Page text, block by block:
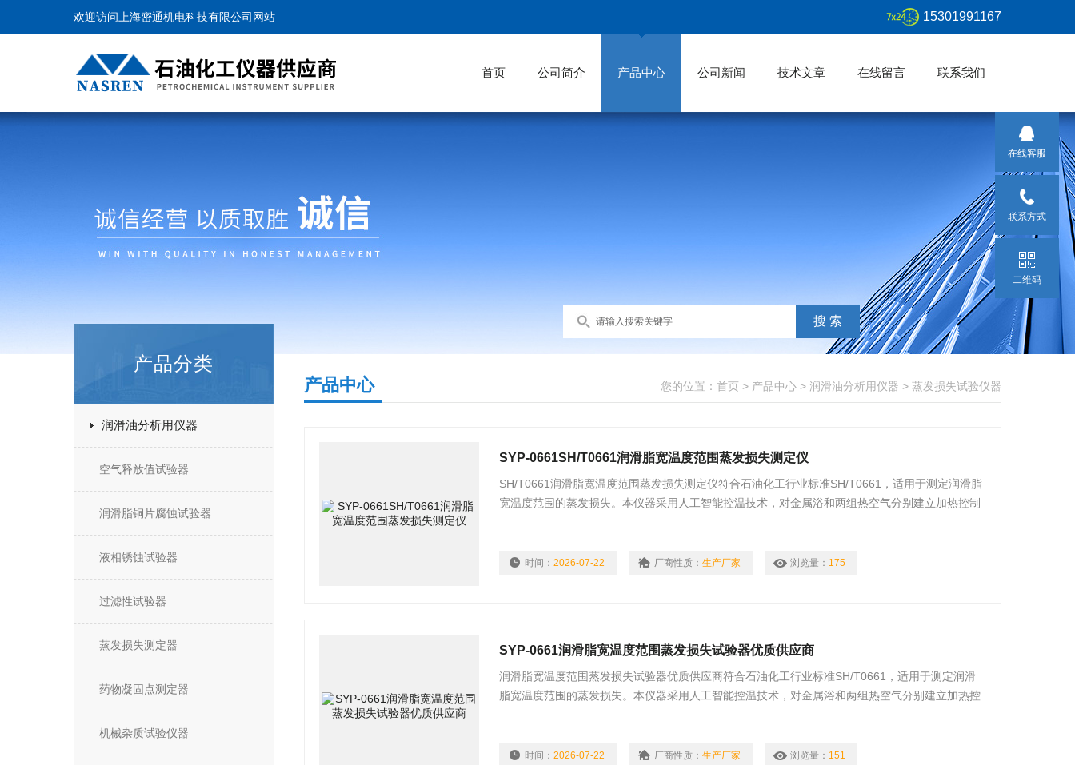
欢迎访问上海密通机电科技有限公司网站 15301991167
首页 公司简介 产品中心 公司新闻 技术文章 在线留言 联系我们
产品分类
润滑油分析用仪器
空气释放值试验器
润滑脂铜片腐蚀试验器
液相锈蚀试验器
过滤性试验器
蒸发损失测定器
药物凝固点测定器
机械杂质试验仪器
您的位置： 首页 > 产品中心 > 润滑油分析用仪器 > 蒸发损失试验仪器
产品中心
SYP-0661SH/T0661润滑脂宽温度范围蒸发损失测定仪
SH/T0661润滑脂宽温度范围蒸发损失测定仪符合石油化工行业标准SH/T0661，适用于测定润滑脂
宽温度范围的蒸发损失。本仪器采用人工智能控温技术，对金属浴和两组热空气分别建立加热控制
时间：2026-07-22 厂商性质：生产厂家 浏览量： 175
SYP-0661润滑脂宽温度范围蒸发损失试验器优质供应商
润滑脂宽温度范围蒸发损失试验器优质供应商符合石油化工行业标准SH/T0661，适用于测定润滑
脂宽温度范围的蒸发损失。本仪器采用人工智能控温技术，对金属浴和两组热空气分别建立加热控
时间：2026-07-22 厂商性质：生产厂家 浏览量： 151
在线客服
联系方式
二维码